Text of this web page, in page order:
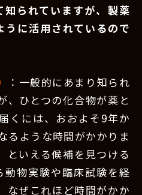
知られていますが、製薬
に活用されているので
：一般的にあまり知られ
、ひとつの化合物が薬と
くには、おおよそ9年か
るような時間がかかりま
といえる候補を見つける
物実験や臨床試験を経
なぜこれほど時間がかか